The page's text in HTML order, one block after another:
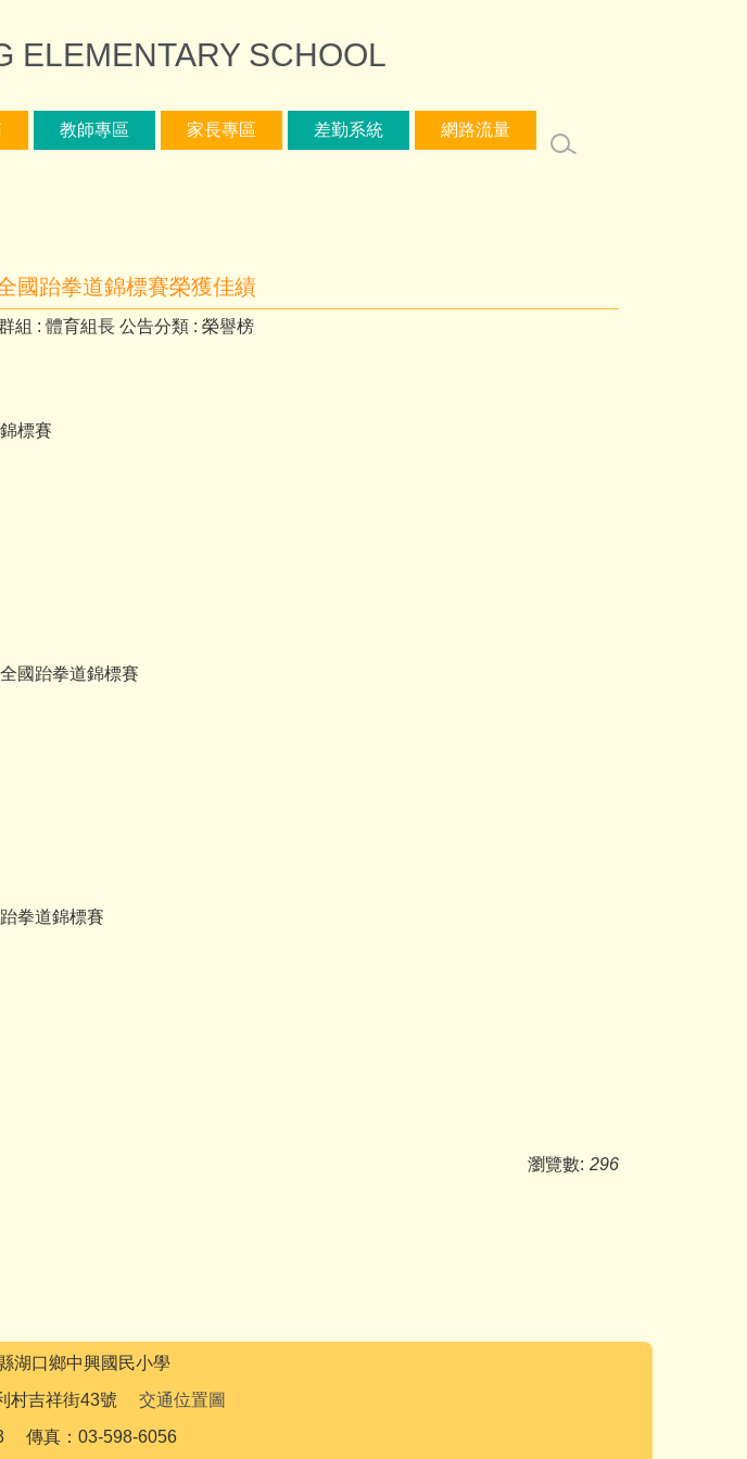
ELEMENTARY SCHOOL
教師專區 家長專區 差勤系統 網路流量
國跆拳道錦標賽榮獲佳績
組 : 體育組長 公告分類 : 榮譽榜
標賽
國跆拳道錦標賽
拳道錦標賽
瀏覽數: 296
湖口鄉中興國民小學
村吉祥街43號 交通位置圖
傳真：03-598-6056